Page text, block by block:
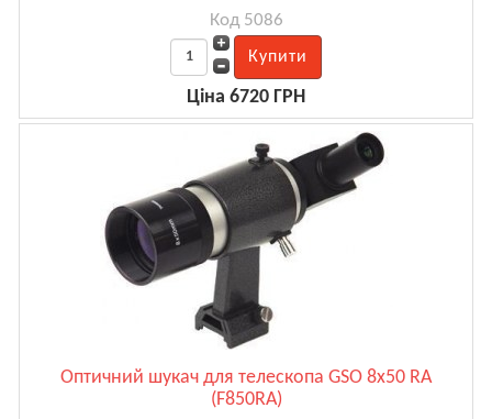
Код 5086
Ціна 6720 ГРН
Оптичний шукач для телескопа GSO 8х50 RA
(F850RA)